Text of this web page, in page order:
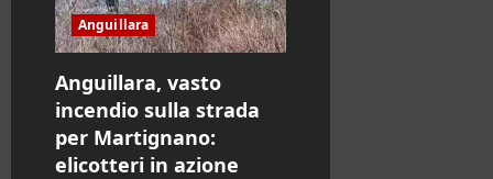
Anguillara
Anguillara, vasto
incendio sulla strada
per Martignano:
elicotteri in azione